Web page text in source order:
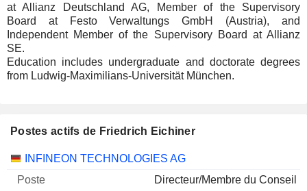
at Allianz Deutschland AG, Member of the Supervisory
Board at Festo Verwaltungs GmbH (Austria), and
Independent Member of the Supervisory Board at Allianz
SE.
Education includes undergraduate and doctorate degrees
from Ludwig-Maximilians-Universität München.
Postes actifs de Friedrich Eichiner
Sociétés Poste Début
INFINEON TECHNOLOGIES AG
Directeur/Membre du Conseil